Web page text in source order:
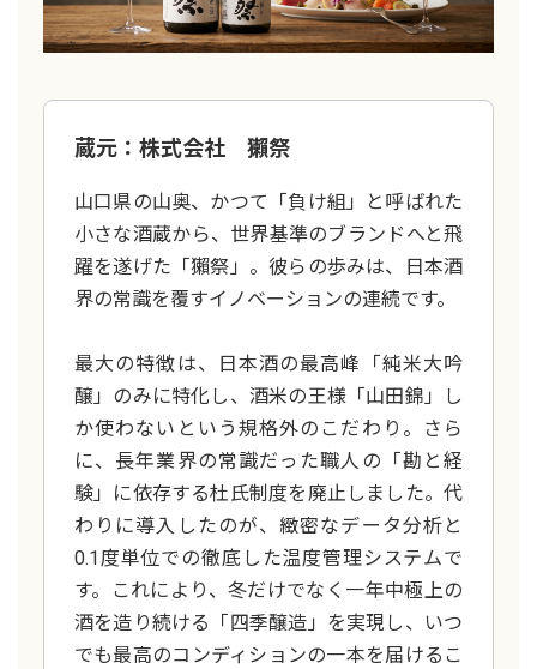
蔵元：株式会社 獺祭
山口県の山奥、かつて「負け組」と呼ばれた
小さな酒蔵から、世界基準のブランドへと飛
躍を遂げた「獺祭」。彼らの歩みは、日本酒
界の常識を覆すイノベーションの連続です。
最大の特徴は、日本酒の最高峰「純米大吟
醸」のみに特化し、酒米の王様「山田錦」し
か使わないという規格外のこだわり。さら
に、長年業界の常識だった職人の「勘と経
験」に依存する杜氏制度を廃止しました。代
わりに導入したのが、緻密なデータ分析と
0.1度単位での徹底した温度管理システムで
す。これにより、冬だけでなく一年中極上の
酒を造り続ける「四季醸造」を実現し、いつ
でも最高のコンディションの一本を届けるこ